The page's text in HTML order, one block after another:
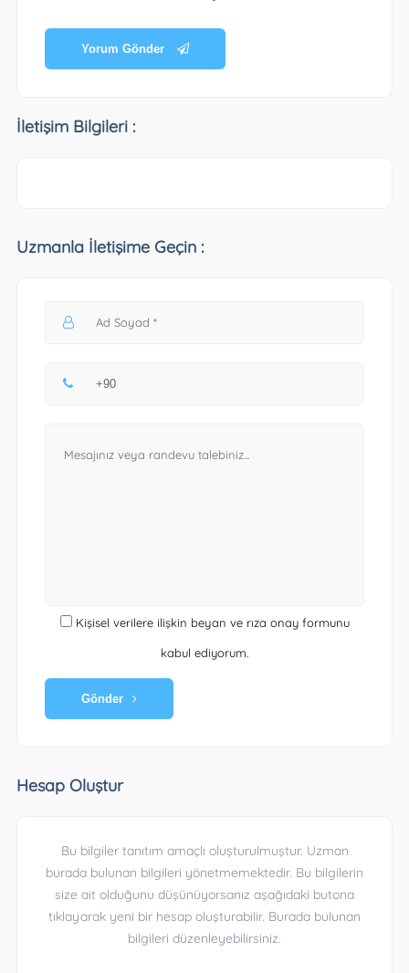
Yorum Gönder
İletişim Bilgileri :
Uzmanla İletişime Geçin :
Kişisel verilere ilişkin beyan ve rıza onay formunu
kabul ediyorum.
Gönder
Hesap Oluştur
Bu bilgiler tanıtım amaçlı oluşturulmuştur. Uzman
burada bulunan bilgileri yönetmemektedir. Bu bilgilerin
size ait olduğunu düşünüyorsanız aşağıdaki butona
tıklayarak yeni bir hesap oluşturabilir. Burada bulunan
bilgileri düzenleyebilirsiniz.